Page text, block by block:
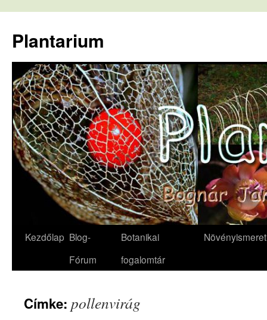
tartalomba
Plantarium
Kezdőlap Blog-
Fórum
Botanikai
fogalomtár
Növényismeret
Címke: pollenvirág